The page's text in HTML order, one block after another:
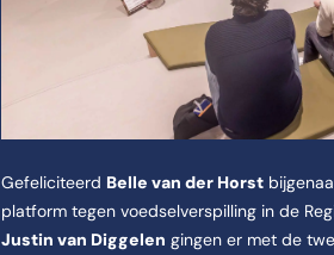
Gefeliciteerd Belle van der Horst
platform tegen voedselverspilling in de
Justin van Diggelen gingen er met de